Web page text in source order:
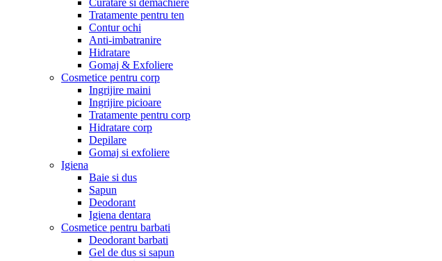
Curatare si demachiere
Tratamente pentru ten
Contur ochi
Anti-imbatranire
Hidratare
Gomaj & Exfoliere
Cosmetice pentru corp
Ingrijire maini
Ingrijire picioare
Tratamente pentru corp
Hidratare corp
Depilare
Gomaj si exfoliere
Igiena
Baie si dus
Sapun
Deodorant
Igiena dentara
Cosmetice pentru barbati
Deodorant barbati
Gel de dus si sapun